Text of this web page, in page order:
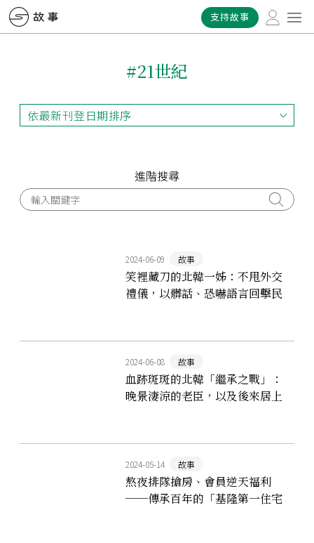
支持故事
#21世紀
依最新刊登日期排序
依最新刊登日期排序
進階搜尋
2024-06-09 故事
笑裡藏刀的北韓一姊：不甩外交
禮儀，以髒話、恐嚇語言回擊民
2024-06-08 故事
血跡斑斑的北韓「繼承之戰」：
晚景淒涼的老臣，以及後來居上
2024-05-14 故事
熬夜排隊搶房、會員逆天福利
──傳承百年的「基隆第一住宅